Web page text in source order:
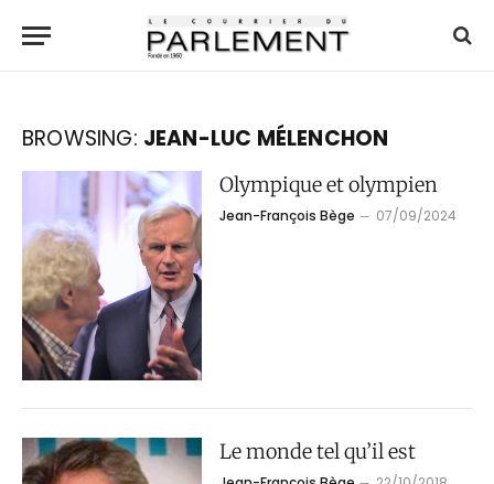
BROWSING: JEAN-LUC MÉLENCHON
Olympique et olympien
Jean-François Bège 07/09/2024
Le monde tel qu’il est